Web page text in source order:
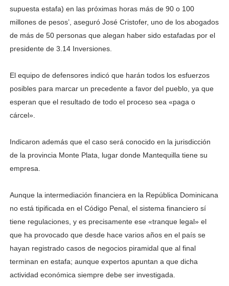
supuesta estafa) en las próximas horas más de 90 o 100
millones de pesos’, aseguró José Cristofer, uno de los abogados
de más de 50 personas que alegan haber sido estafadas por el
presidente de 3.14 Inversiones.
El equipo de defensores indicó que harán todos los esfuerzos
posibles para marcar un precedente a favor del pueblo, ya que
esperan que el resultado de todo el proceso sea «paga o
cárcel».
Indicaron además que el caso será conocido en la jurisdicción
de la provincia Monte Plata, lugar donde Mantequilla tiene su
empresa.
Aunque la intermediación financiera en la República Dominicana
no está tipificada en el Código Penal, el sistema financiero sí
tiene regulaciones, y es precisamente ese «tranque legal» el
que ha provocado que desde hace varios años en el país se
hayan registrado casos de negocios piramidal que al final
terminan en estafa; aunque expertos apuntan a que dicha
actividad económica siempre debe ser investigada.